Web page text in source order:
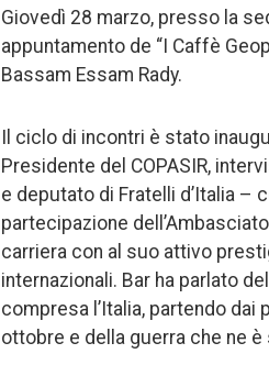
Giovedì 28 marzo, presso la
appuntamento de “I Caffè
Bassam Essam Rady.
Il ciclo di incontri è stato
Presidente del COPASIR,
e deputato di Fratelli d’Italia –
partecipazione
carriera con al suo attivo
internazionali. Bar ha parlato
compresa l’Italia, partendo
ottobre e della guerra che ne